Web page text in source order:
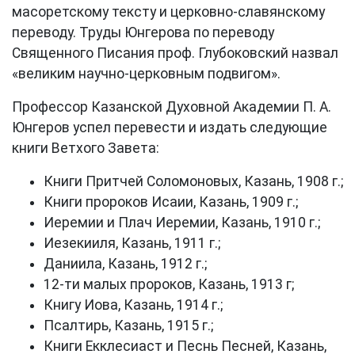
масоретскому тексту и церковно-славянскому
переводу. Труды Юнгерова по переводу
Священного Писания проф. Глубоковский назвал
«великим научно-церковным подвигом».
Профессор Казанской Духовной Академии П. А.
Юнгеров успел перевести и издать следующие
книги Ветхого Завета:
Книги Притчей Соломоновых, Казань, 1908 г.;
Книги пророков Исаии, Казань, 1909 г.;
Иеремии и Плач Иеремии, Казань, 1910 г.;
Иезекииля, Казань, 1911 г.;
Даниила, Казань, 1912 г.;
12-ти малых пророков, Казань, 1913 г;
Книгу Иова, Казань, 1914 г.;
Псалтирь, Казань, 1915 г.;
Книги Екклесиаст и Песнь Песней, Казань,